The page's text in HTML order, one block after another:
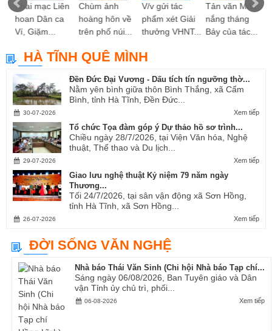
Khai mạc Liên
hoan Dân ca
Ví, Giặm...
Chùm ảnh
hoàng hôn về
trên phố núi...
V/v gửi tác
phẩm xét Giải
thưởng VHNT...
Tản văn Mùa
nắng tháng
Bảy của tác...
HÀ TĨNH QUÊ MÌNH
Đền Đức Đại Vương - Dấu tích tín ngưỡng thờ...
Nằm yên bình giữa thôn Bình Thắng, xã Cẩm
Bình, tỉnh Hà Tĩnh, Đền Đức...
Xem tiếp
30-07-2026
Tổ chức Tọa đàm góp ý Dự thảo hồ sơ trình...
Chiều ngày 28/7/2026, tại Viện Văn hóa, Nghệ
thuật, Thể thao và Du lịch...
Xem tiếp
29-07-2026
Giao lưu nghệ thuật Kỷ niệm 79 năm ngày
Thương...
Tối 24/7/2026, tại sân vận động xã Sơn Hồng,
tỉnh Hà Tĩnh, xã Sơn Hồng...
Xem tiếp
26-07-2026
ĐỜI SỐNG VĂN NGHỆ
Nhà báo Thái Văn Sinh (Chi hội Nhà báo Tạp chí...
Sáng ngày 06/08/2026, Ban Tuyên giáo và Dân
vận Tỉnh ủy chủ trì, phối...
Xem tiếp
06-08-2026